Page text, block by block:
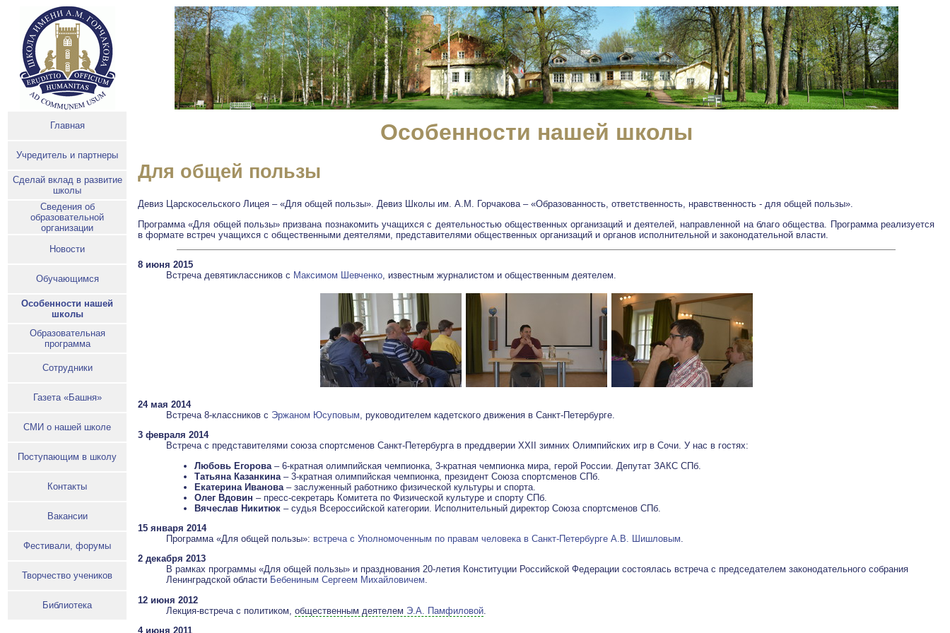
Главная
Учредитель и партнеры
Сделай вклад в развитие
школы
Сведения об
образовательной
организации
Новости
Обучающимся
Особенности нашей
школы
Образовательная
программа
Сотрудники
Газета «Башня»
СМИ о нашей школе
Поступающим в школу
Контакты
Вакансии
Фестивали, форумы
Творчество учеников
Библиотека
Особенности нашей школы
Для общей пользы
Девиз Царскосельского Лицея – «Для общей пользы». Девиз Школы им. А.М. Горчакова – «Образованность, ответственность, нравственность - для общей пользы».
Программа «Для общей пользы» призвана познакомить учащихся с деятельностью общественных организаций и деятелей, направленной на благо общества. Программа реализуется
в формате встреч учащихся с общественными деятелями, представителями общественных организаций и органов исполнительной и законодательной власти.
8 июня 2015
Встреча девятиклассников с Максимом Шевченко, известным журналистом и общественным деятелем.
24 мая 2014
Встреча 8-классников с Эржаном Юсуповым , руководителем кадетского движения в Санкт-Петербурге.
3 февраля 2014
Встреча с представителями союза спортсменов Санкт-Петербурга в преддверии XXII зимних Олимпийских игр в Сочи. У нас в гостях:
Любовь Егорова – 6-кратная олимпийская чемпионка, 3-кратная чемпионка мира, герой России. Депутат ЗАКС СПб.
Татьяна Казанкина – 3-кратная олимпийская чемпионка, президент Союза спортсменов СПб.
Екатерина Иванова – заслуженный работнико физической культуры и спорта.
Олег Вдовин – пресс-секретарь Комитета по Физической культуре и спорту СПб.
Вячеслав Никитюк – судья Всероссийской категории. Исполнительный директор Союза спортсменов СПб.
15 января 2014
Программа «Для общей пользы»: встреча с Уполномоченным по правам человека в Санкт-Петербурге А.В. Шишловым
2 декабря 2013
В рамках программы «Для общей пользы» и празднования 20-летия Конституции Российской Федерации состоялась встреча с председателем законодательного собрания
Ленинградской области Бебениным Сергеем Михайловичем.
12 июня 2012
Лекция-встреча с политиком, общественным деятелем Э.А. Памфиловой
4 июня 2011